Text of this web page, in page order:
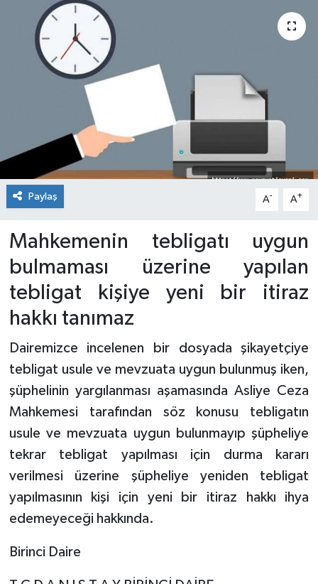
Paylaş A- A+
Mahkemenin tebligatı uygun
bulmaması üzerine yapılan
tebligat kişiye yeni bir itiraz
hakkı tanımaz
Dairemizce incelenen bir dosyada şikayetçiye
tebligat usule ve mevzuata uygun bulunmuş iken,
şüphelinin yargılanması aşamasında Asliye Ceza
Mahkemesi tarafından söz konusu tebligatın
usule ve mevzuata uygun bulunmayıp şüpheliye
tekrar tebligat yapılması için durma kararı
verilmesi üzerine şüpheliye yeniden tebligat
yapılmasının kişi için yeni bir itiraz hakkı ihya
edemeyeceği hakkında.
Birinci Daire